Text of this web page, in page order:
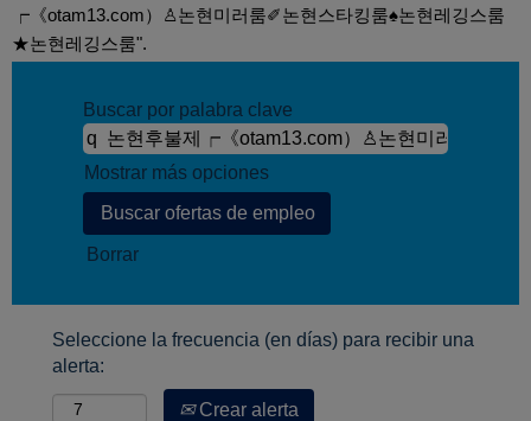
┍《otam13.com）♙논현미러룸✐논현스타킹룸♠논현레깅스룸
★논현레깅스룸".
Buscar por palabra clave
Mostrar más opciones
Borrar
Seleccione la frecuencia (en días) para recibir una
alerta:
Crear alerta